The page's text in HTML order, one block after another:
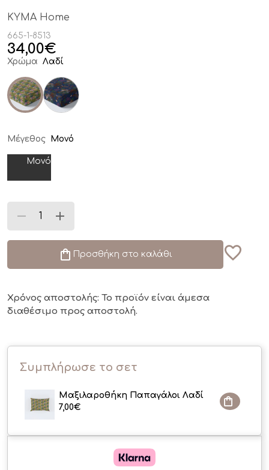
KYMA Home
665-1-8513
34,00€
Χρώμα Λαδί
Μέγεθος Μονό
Μονό
Προσθήκη στο καλάθι
Χρόνος αποστολής: Το προϊόν είναι άμεσα
διαθέσιμο προς αποστολή.
Συμπλήρωσε το σετ
Μαξιλαροθήκη Παπαγάλοι Λαδί
7,00€